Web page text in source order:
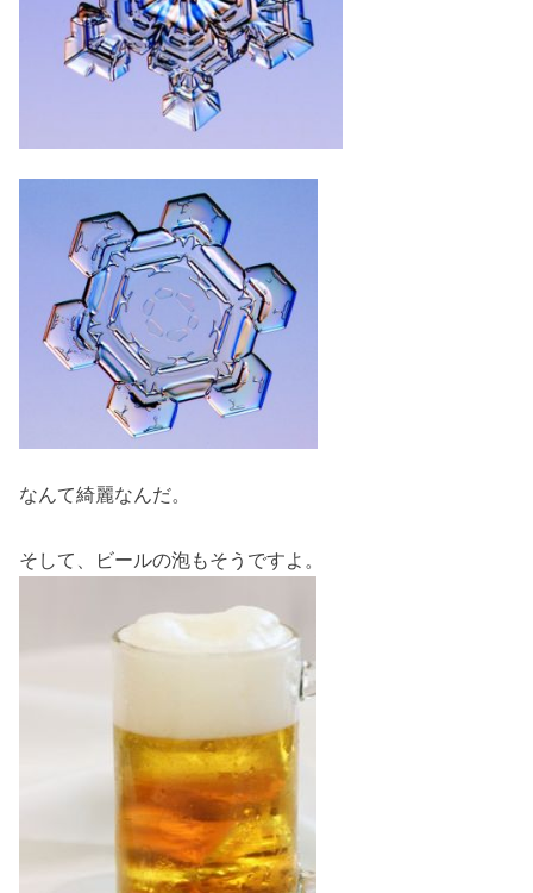
なんて綺麗なんだ。
そして、ビールの泡もそうですよ。